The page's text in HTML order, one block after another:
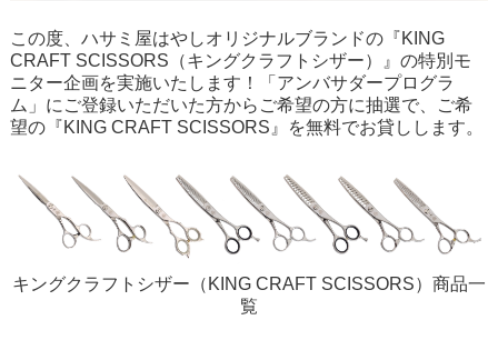
この度、ハサミ屋はやしオリジナルブランドの『KING
CRAFT SCISSORS（キングクラフトシザー）』の特別モ
ニター企画を実施いたします！「アンバサダープログラ
ム」にご登録いただいた方からご希望の方に抽選で、ご希
望の『KING CRAFT SCISSORS』を無料でお貸しします。
キングクラフトシザー（KING CRAFT SCISSORS）商品一
覧